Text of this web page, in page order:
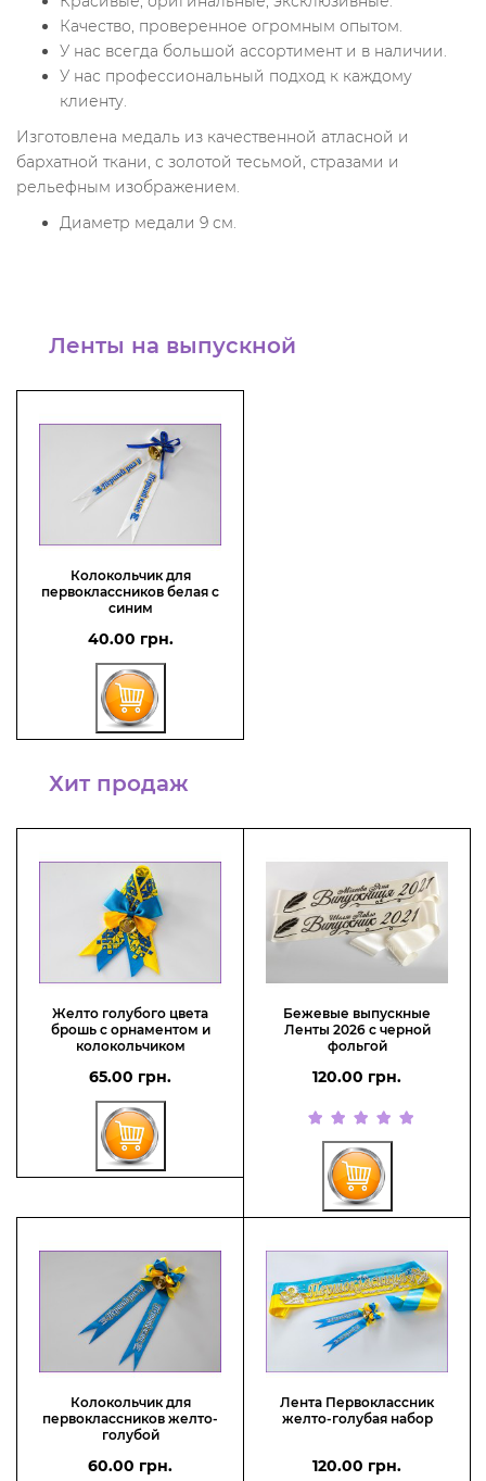
Качество, проверенное огромным опытом.
У нас всегда большой ассортимент и в наличии.
У нас профессиональный подход к каждому
клиенту.
Изготовлена медаль из качественной атласной и
бархатной ткани, с золотой тесьмой, стразами и
рельефным изображением.
Диаметр медали 9 см.
Ленты на выпускной
Колокольчик для
первоклассников белая с
синим
40.00 грн.
Хит продаж
Желто голубого цвета
брошь с орнаментом и
колокольчиком
65.00 грн.
Бежевые выпускные
Ленты 2026 с черной
фольгой
120.00 грн.
Колокольчик для
первоклассников желто-
голубой
60.00 грн.
Лента Первоклассник
желто-голубая набор
120.00 грн.